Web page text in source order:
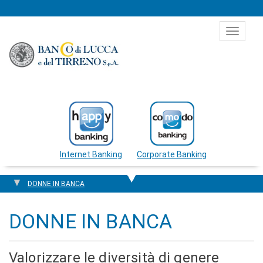
Toggle
Internet Banking Corporate Banking
DONNE IN BANCA
DONNE IN BANCA
Valorizzare le diversità di genere